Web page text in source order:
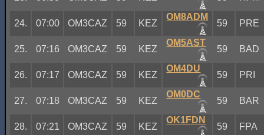
24. 07:00 OM3CAZ 59 KEZ
OM8ADM
59 PRE
25. 07:16 OM3CAZ 59 KEZ
OM5AST
59 BAD
26. 07:17 OM3CAZ 59 KEZ
OM4DU
59 PRI
27. 07:18 OM3CAZ 59 KEZ
OM0DC
59 BAR
28. 07:21 OM3CAZ 59 KEZ
OK1FDN
59 FPA